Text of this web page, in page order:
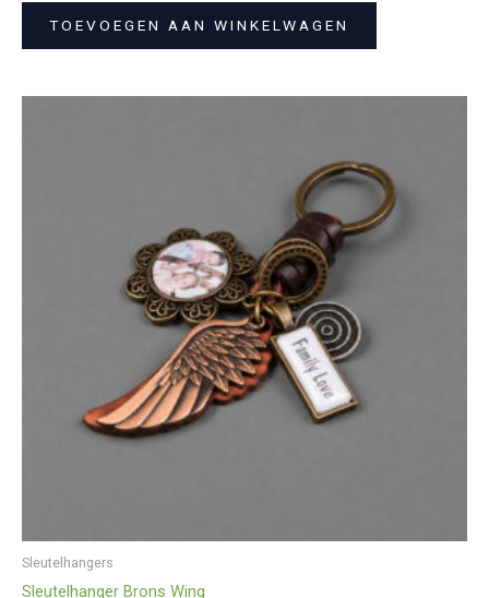
TOEVOEGEN AAN WINKELWAGEN
Sleutelhangers
Sleutelhanger Brons Wing